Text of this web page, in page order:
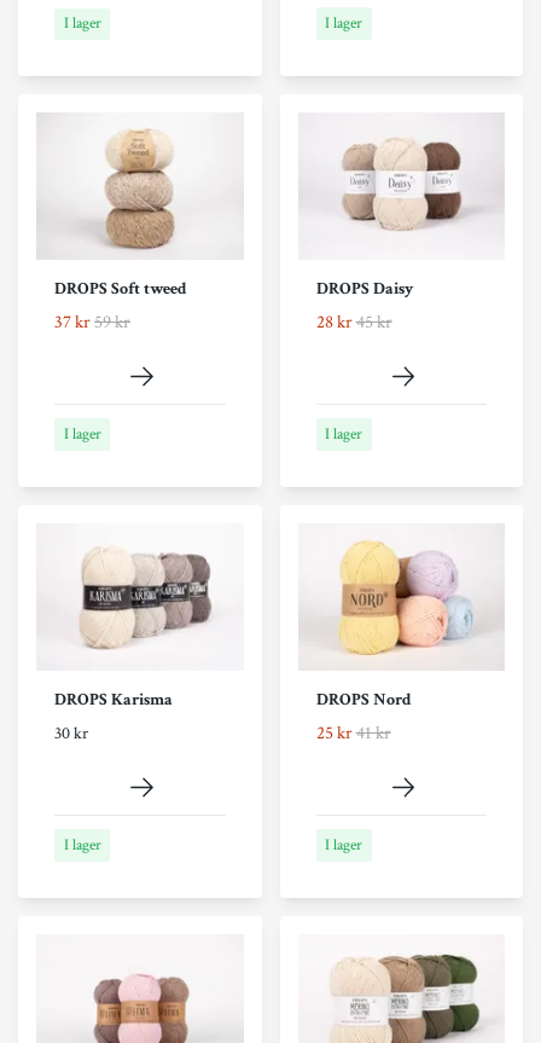
I lager I lager
DROPS Soft tweed
37 kr59 kr
I lager
DROPS Daisy
28 kr45 kr
I lager
DROPS Karisma
30 kr
I lager
DROPS Nord
25 kr41 kr
I lager